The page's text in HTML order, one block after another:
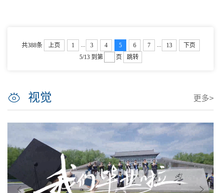
共388条 上页 1 3 4 5 6 7 13
下页
5/13 到第 页 跳转
视觉 更多>